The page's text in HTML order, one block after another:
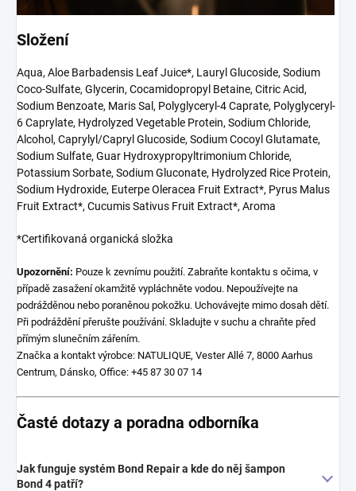
Složení
Aqua, Aloe Barbadensis Leaf Juice*, Lauryl Glucoside, Sodium
Coco-Sulfate, Glycerin, Cocamidopropyl Betaine, Citric Acid,
Sodium Benzoate, Maris Sal, Polyglyceryl-4 Caprate, Polyglyceryl-
6 Caprylate, Hydrolyzed Vegetable Protein, Sodium Chloride,
Alcohol, Caprylyl/Capryl Glucoside, Sodium Cocoyl Glutamate,
Sodium Sulfate, Guar Hydroxypropyltrimonium Chloride,
Potassium Sorbate, Sodium Gluconate, Hydrolyzed Rice Protein,
Sodium Hydroxide, Euterpe Oleracea Fruit Extract*, Pyrus Malus
Fruit Extract*, Cucumis Sativus Fruit Extract*, Aroma
*Certifikovaná organická složka
Upozornění: Pouze k zevnímu použití. Zabraňte kontaktu s očima, v
případě zasažení okamžitě vypláchněte vodou. Nepoužívejte na
podrážděnou nebo poraněnou pokožku. Uchovávejte mimo dosah dětí.
Při podráždění přerušte používání. Skladujte v suchu a chraňte před
přímým slunečním zářením.
Značka a kontakt výrobce: NATULIQUE, Vester Allé 7, 8000 Aarhus
Centrum, Dánsko, Office: +45 87 30 07 14
Časté dotazy a poradna odborníka
Jak funguje systém Bond Repair a kde do něj šampon
Bond 4 patří?